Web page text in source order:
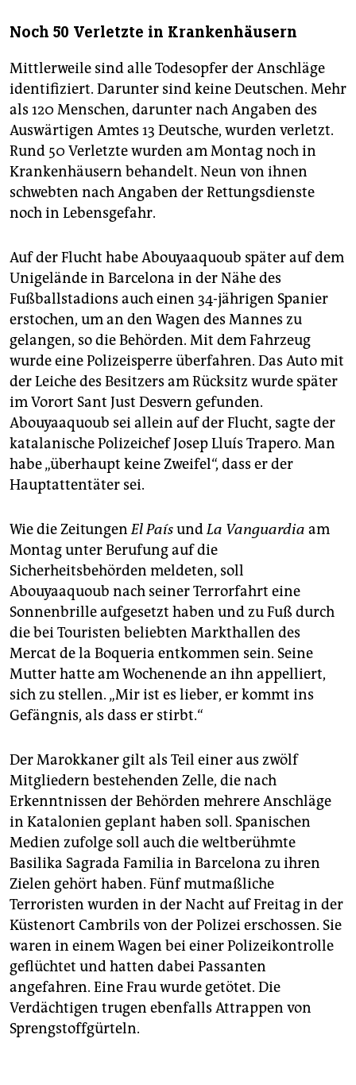
Noch 50 Verletzte in Krankenhäusern
Mittlerweile sind alle Todesopfer der Anschläge
identifiziert. Darunter sind keine Deutschen. Mehr
als 120 Menschen, darunter nach Angaben des
Auswärtigen Amtes 13 Deutsche, wurden verletzt.
Rund 50 Verletzte wurden am Montag noch in
Krankenhäusern behandelt. Neun von ihnen
schwebten nach Angaben der Rettungsdienste
noch in Lebensgefahr.
Auf der Flucht habe Abouyaaquoub später auf dem
Unigelände in Barcelona in der Nähe des
Fußballstadions auch einen 34-jährigen Spanier
erstochen, um an den Wagen des Mannes zu
gelangen, so die Behörden. Mit dem Fahrzeug
wurde eine Polizeisperre überfahren. Das Auto mit
der Leiche des Besitzers am Rücksitz wurde später
im Vorort Sant Just Desvern gefunden.
Abouyaaquoub sei allein auf der Flucht, sagte der
katalanische Polizeichef Josep Lluís Trapero. Man
habe „überhaupt keine Zweifel“, dass er der
Hauptattentäter sei.
Wie die ZeitungenEl PaísundLa Vanguardia am
Montag unter Berufung auf die
Sicherheitsbehörden meldeten, soll
Abouyaaquoub nach seiner Terrorfahrt eine
Sonnenbrille aufgesetzt haben und zu Fuß durch
die bei Touristen beliebten Markthallen des
Mercat de la Boqueria entkommen sein. Seine
Mutter hatte am Wochenende an ihn appelliert,
sich zu stellen. „Mir ist es lieber, er kommt ins
Gefängnis, als dass er stirbt.“
Der Marokkaner gilt als Teil einer aus zwölf
Mitgliedern bestehenden Zelle, die nach
Erkenntnissen der Behörden mehrere Anschläge
in Katalonien geplant haben soll. Spanischen
Medien zufolge soll auch die weltberühmte
Basilika Sagrada Familia in Barcelona zu ihren
Zielen gehört haben. Fünf mutmaßliche
Terroristen wurden in der Nacht auf Freitag in der
Küstenort Cambrils von der Polizei erschossen. Sie
waren in einem Wagen bei einer Polizeikontrolle
geflüchtet und hatten dabei Passanten
angefahren. Eine Frau wurde getötet. Die
Verdächtigen trugen ebenfalls Attrappen von
Sprengstoffgürteln.